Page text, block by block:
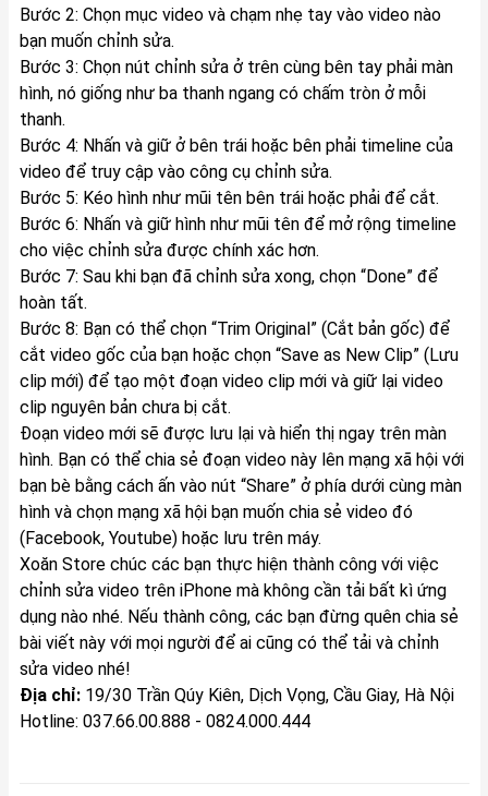
Bước 2: Chọn mục video và chạm nhẹ tay vào video nào
bạn muốn chỉnh sửa.
Bước 3: Chọn nút chỉnh sửa ở trên cùng bên tay phải màn
hình, nó giống như ba thanh ngang có chấm tròn ở mỗi
thanh.
Bước 4: Nhấn và giữ ở bên trái hoặc bên phải timeline của
video để truy cập vào công cụ chỉnh sửa.
Bước 5: Kéo hình như mũi tên bên trái hoặc phải để cắt.
Bước 6: Nhấn và giữ hình như mũi tên để mở rộng timeline
cho việc chỉnh sửa được chính xác hơn.
Bước 7: Sau khi bạn đã chỉnh sửa xong, chọn “Done” để
hoàn tất.
Bước 8: Bạn có thể chọn “Trim Original” (Cắt bản gốc) để
cắt video gốc của bạn hoặc chọn “Save as New Clip” (Lưu
clip mới) để tạo một đoạn video clip mới và giữ lại video
clip nguyên bản chưa bị cắt.
Đoạn video mới sẽ được lưu lại và hiển thị ngay trên màn
hình. Bạn có thể chia sẻ đoạn video này lên mạng xã hội với
bạn bè bằng cách ấn vào nút “Share” ở phía dưới cùng màn
hình và chọn mạng xã hội bạn muốn chia sẻ video đó
(Facebook, Youtube) hoặc lưu trên máy.
Xoăn Store chúc các bạn thực hiện thành công với việc
chỉnh sửa video trên iPhone mà không cần tải bất kì ứng
dụng nào nhé. Nếu thành công, các bạn đừng quên chia sẻ
bài viết này với mọi người để ai cũng có thể tải và chỉnh
sửa video nhé!
Địa chỉ:19/30 Trần Qúy Kiên, Dịch Vọng, Cầu Giay, Hà Nội
Hotline: 037.66.00.888 - 0824.000.444